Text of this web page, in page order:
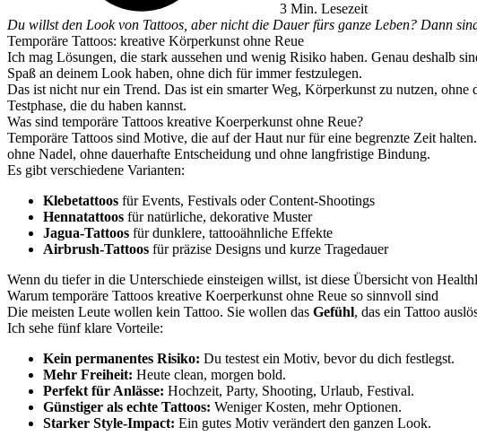
3 Min. Lesezeit
Du willst den Look von Tattoos, aber nicht die Dauer fürs ganze Leben? Dann
Temporäre Tattoos: kreative Körperkunst ohne Reue
Ich mag Lösungen, die stark aussehen und wenig Risiko haben. Genau deshalb
Spaß an deinem Look haben, ohne dich für immer festzulegen.
Das ist nicht nur ein Trend. Das ist ein smarter Weg, Körperkunst zu nutzen,
Testphase, die du haben kannst.
Was sind temporäre Tattoos kreative Koerperkunst ohne Reue?
Temporäre Tattoos sind Motive, die auf der Haut nur für eine begrenzte Zeit
ohne Nadel, ohne dauerhafte Entscheidung und ohne langfristige Bindung.
Es gibt verschiedene Varianten:
Klebetattoos für Events, Festivals oder Content-Shootings
Hennatattoos für natürliche, dekorative Muster
Jagua-Tattoos für dunklere, tattooähnliche Effekte
Airbrush-Tattoos für präzise Designs und kurze Tragedauer
Wenn du tiefer in die Unterschiede einsteigen willst, ist diese Übersicht von
Warum temporäre Tattoos kreative Koerperkunst ohne Reue so sinnvoll sind
Die meisten Leute wollen kein Tattoo. Sie wollen das Gefühl, das ein Tattoo
Ich sehe fünf klare Vorteile:
Kein permanentes Risiko: Du testest ein Motiv, bevor du dich festlegst.
Mehr Freiheit: Heute clean, morgen bold.
Perfekt für Anlässe: Hochzeit, Party, Shooting, Urlaub, Festival.
Günstiger als echte Tattoos: Weniger Kosten, mehr Optionen.
Starker Style-Impact: Ein gutes Motiv verändert den ganzen Look.